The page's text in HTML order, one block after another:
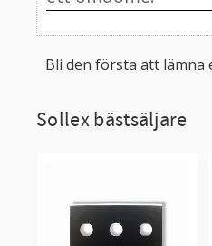
Bli den första att lämna
Sollex bästsäljare